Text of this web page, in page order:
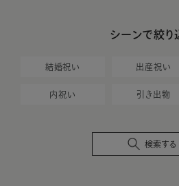
シーンで絞り
結婚祝い 出産祝い
内祝い 引き出物
検索する